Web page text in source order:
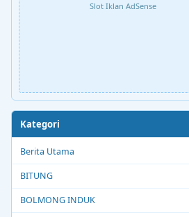
Slot Iklan AdSense
Kategori
Berita Utama
BITUNG
BOLMONG INDUK